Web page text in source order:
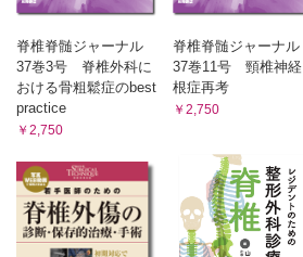
脊椎脊髄ジャーナル
37巻3号 脊椎外科に
おける骨粗鬆症のbest
practice
￥2,750
脊椎脊髄ジャーナル
37巻11号 頸椎神経
根症再考
￥2,750